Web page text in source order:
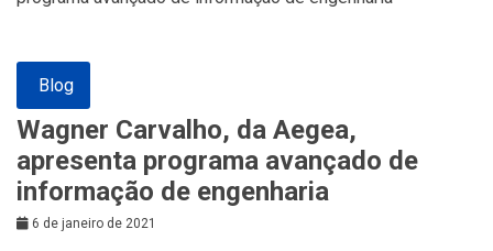
Blog
Wagner Carvalho, da Aegea,
apresenta programa avançado de
informação de engenharia
6 de janeiro de 2021